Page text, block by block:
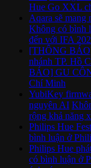
Hue Go XXL
Aqara sẽ mang
Không có bình
đến với IFA
[THÔNG
nhánh TP. Hồ
BÁO] GU
Chí Minh
YubiKey
nguyên AI
rộng khả năng
Philips Hue
bình luận ở
Philips Hue
có bình luận ở